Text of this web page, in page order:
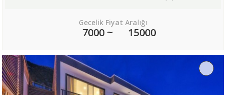
Gecelik Fiyat Aralığı
7000 ~ 15000